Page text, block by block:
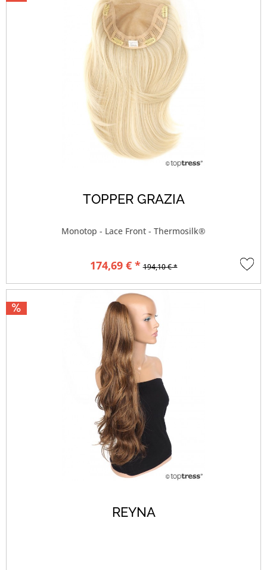
TOPPER GRAZIA
Monotop - Lace Front - Thermosilk®
174,69 € * 194,10 € *
REYNA